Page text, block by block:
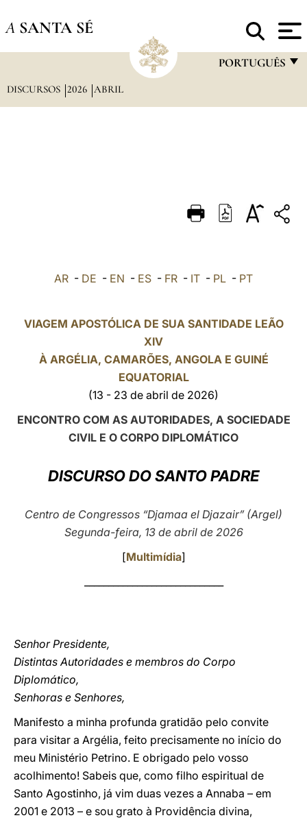
A SANTA SÉ
PORTUGUÊS
DEUTSCH
العربيّة
LATINE
DISCURSOS 2026 ABRIL
AR - DE - EN - ES - FR - IT - PL - PT
VIAGEM APOSTÓLICA DE SUA SANTIDADE LEÃO
XIV
À ARGÉLIA, CAMARÕES, ANGOLA E GUINÉ
EQUATORIAL
(13 - 23 de abril de 2026)
ENCONTRO COM AS AUTORIDADES, A SOCIEDADE
CIVIL E O CORPO DIPLOMÁTICO
DISCURSO DO SANTO PADRE
Centro de Congressos “Djamaa el Djazair” (Argel)
Segunda-feira, 13 de abril de 2026
[Multimídia]
Senhor Presidente,
Distintas Autoridades e membros do Corpo
Diplomático,
Senhoras e Senhores,
Manifesto a minha profunda gratidão pelo convite
para visitar a Argélia, feito precisamente no início do
meu Ministério Petrino. E obrigado pelo vosso
acolhimento! Sabeis que, como filho espiritual de
Santo Agostinho, já vim duas vezes a Annaba – em
2001 e 2013 – e sou grato à Providência divina,